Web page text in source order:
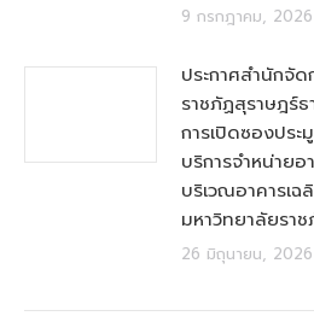
9 กรกฎาคม, 2026
ประกาศสำนักจั
ราชภัฏสุราษฎร์
การเปิดซองประ
บริการจำหน่ายอ
บริเวณอาคารเ
มหาวิทยาลัยรา
26 มิถุนายน, 2026